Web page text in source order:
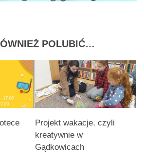
POLUBIĆ…
Projekt wakacje, czyli
kreatywnie w
Gądkowicach